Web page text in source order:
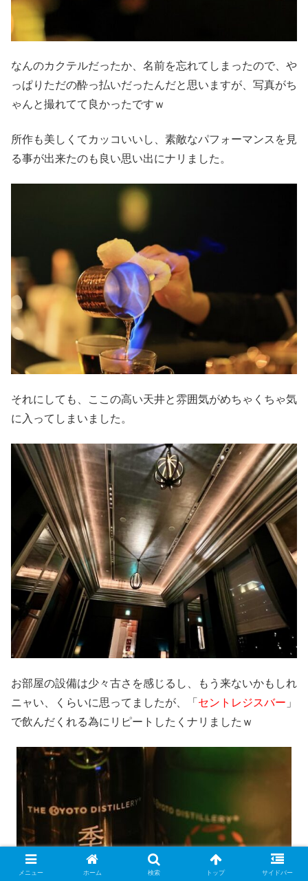
なんのカクテルだったか、名前を忘れてしまったので、や
っぱりただの酔っ払いだったんだと思いますが、写真がち
ゃんと撮れてて良かったですｗ
所作も美しくてカッコいいし、素敵なパフォーマンスを見
る事が出来たのも良い思い出にナリました。
それにしても、ここの高い天井と雰囲気がめちゃくちゃ気
に入ってしまいました。
お部屋の設備は少々古さを感じるし、もう来ないかもしれ
ニャい、くらいに思ってましたが、「 セントレジスバー 」
で飲んだくれる為にリピートしたくナリましたｗ
メニュー ホーム 検索 トップ サイドバー